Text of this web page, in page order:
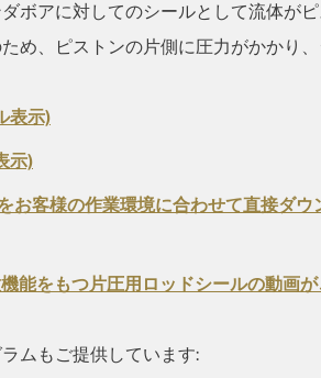
ボアに対してのシールとして流体が
め、ピストンの片側に圧力がかかり
表示)
示)
お客様の作業環境に合わせて直接ダウ
能をもつ片圧用ロッドシールの動画
ムもご提供しています: